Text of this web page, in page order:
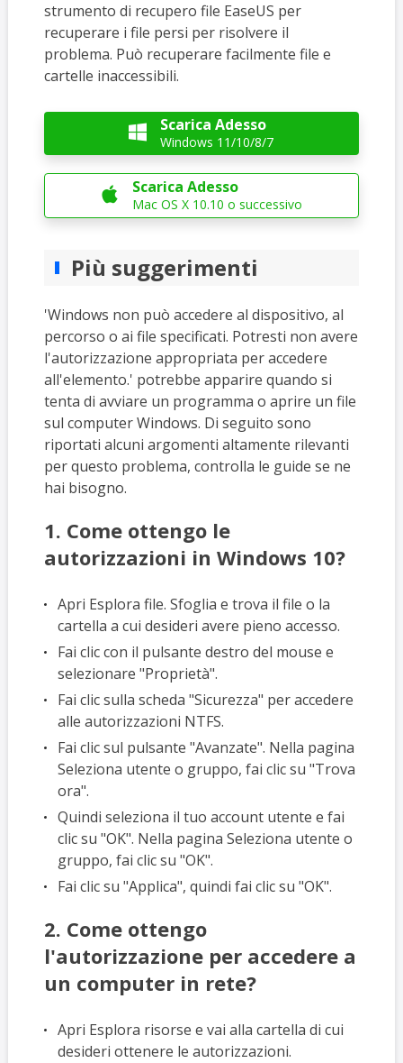
strumento di recupero file EaseUS per
recuperare i file persi per risolvere il
problema. Può recuperare facilmente file e
cartelle inaccessibili.
 Scarica Adesso
Windows 11/10/8/7
 Scarica Adesso
Mac OS X 10.10 o successivo
Più suggerimenti
'Windows non può accedere al dispositivo, al
percorso o ai file specificati. Potresti non avere
l'autorizzazione appropriata per accedere
all'elemento.' potrebbe apparire quando si
tenta di avviare un programma o aprire un file
sul computer Windows. Di seguito sono
riportati alcuni argomenti altamente rilevanti
per questo problema, controlla le guide se ne
hai bisogno.
1. Come ottengo le
autorizzazioni in Windows 10?
Apri Esplora file. Sfoglia e trova il file o la
cartella a cui desideri avere pieno accesso.
Fai clic con il pulsante destro del mouse e
selezionare "Proprietà".
Fai clic sulla scheda "Sicurezza" per accedere
alle autorizzazioni NTFS.
Fai clic sul pulsante "Avanzate". Nella pagina
Seleziona utente o gruppo, fai clic su "Trova
ora".
Quindi seleziona il tuo account utente e fai
clic su "OK". Nella pagina Seleziona utente o
gruppo, fai clic su "OK".
Fai clic su "Applica", quindi fai clic su "OK".
2. Come ottengo
l'autorizzazione per accedere a
un computer in rete?
Apri Esplora risorse e vai alla cartella di cui
desideri ottenere le autorizzazioni.